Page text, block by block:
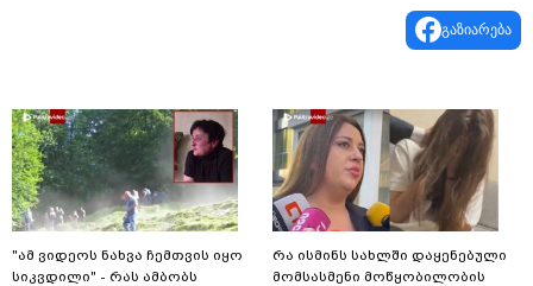
გაზიარება
"ამ ვიდეოს ნახვა ჩემთვის იყო
სიკვდილი" - რას ამბობს
რა ისმინს სახლში დაყენებული
მომსასმენი მოწყობილობის